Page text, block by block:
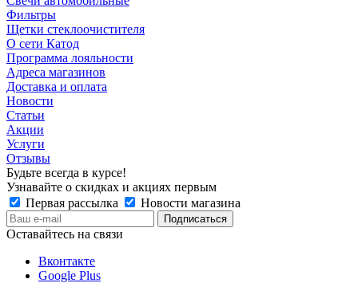
Фильтры
Щетки стеклоочистителя
О сети Катод
Программа лояльности
Адреса магазинов
Доставка и оплата
Новости
Статьи
Акции
Услуги
Отзывы
Будьте всегда в курсе!
Узнавайте о скидках и акциях первым
Первая рассылка
Новости магазина
Оставайтесь на связи
Вконтакте
Google Plus